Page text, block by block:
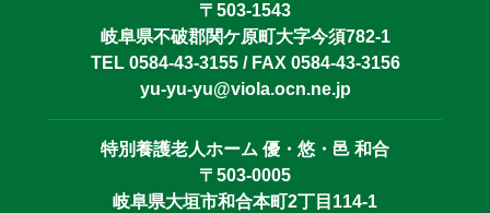
〒503-1543
岐阜県不破郡関ケ原町大字今須782-1
TEL 0584-43-3155 / FAX 0584-43-3156
yu-yu-yu@viola.ocn.ne.jp
特別養護老人ホーム 優・悠・邑 和合
〒503-0005
岐阜県大垣市和合本町2丁目114-1